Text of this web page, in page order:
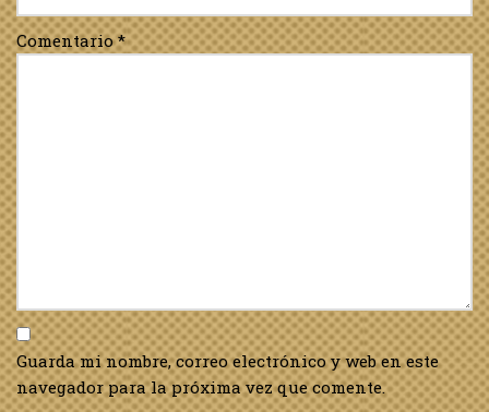
Comentario*
Guarda mi nombre, correo electrónico y web en este
navegador para la próxima vez que comente.